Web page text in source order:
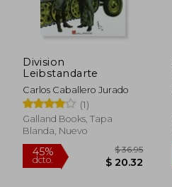
45%
dcto.
Division
Leibstandarte
Carlos Caballero Jurado
(1)
Galland Books, Tapa
Blanda, Nuevo